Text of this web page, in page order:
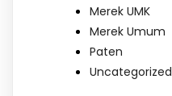
Merek UMK
Merek Umum
Paten
Uncategorized